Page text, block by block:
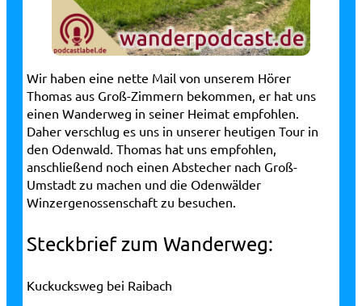
Wir haben eine nette Mail von unserem Hörer
Thomas aus Groß-Zimmern bekommen, er hat uns
einen Wanderweg in seiner Heimat empfohlen.
Daher verschlug es uns in unserer heutigen Tour in
den Odenwald. Thomas hat uns empfohlen,
anschließend noch einen Abstecher nach Groß-
Umstadt zu machen und die Odenwälder
Winzergenossenschaft zu besuchen.
Steckbrief zum Wanderweg:
Kuckucksweg bei Raibach